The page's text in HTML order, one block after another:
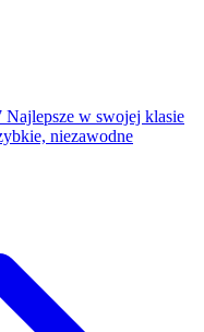
Najlepsze w swojej klasie
niezawodne